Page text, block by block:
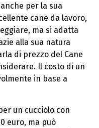
per la sua
cane da lavoro,
ma si adatta
alla sua natura
di prezzo del Cane
Il costo di un
in base a
un cucciolo con
euro, ma può